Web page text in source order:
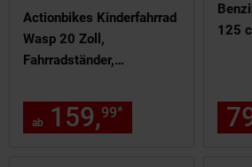
Actionbikes Kinderfahrrad
Wasp 20 Zoll,
Fahrradständer,
V-Brake-Bremsen
(Schwarz-Grün)
ab 159,99* €
125